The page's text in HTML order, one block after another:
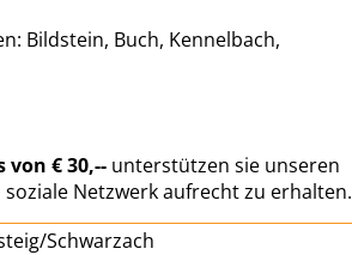
Bildstein, Buch, Kennelbach,
€ 30,-- unterstützen sie unseren
Netzwerk aufrecht zu erhalten.
Schwarzach